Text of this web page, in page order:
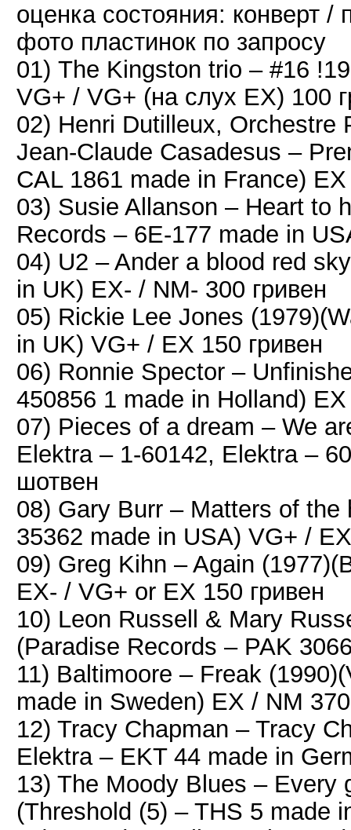
оценка состояния: конверт /
фото пластинок по запросу
01) The Kingston trio – #16
VG+ / VG+ (на слух EX) 100
02) Henri Dutilleux, Orchestre
Jean-Claude Casadesus ‎–
CAL 1861 made in France)
03) Susie Allanson – Heart to
Records ‎– 6E-177 made in
04) U2 – Ander a blood red
in UK) EX- / NM- 300 гривен
05) Rickie Lee Jones
in UK) VG+ / EX 150 гривен
06) Ronnie Spector ‎–
450856 1 made in Holland)
07) Pieces of a dream – We
Elektra ‎– 1-60142, Elektra ‎–
шотвен
08) Gary Burr – Matters of
35362 made in USA) VG+ /
09) Greg Kihn ‎– Again
EX- / VG+ or EX 150 гривен
10) Leon Russell & Mary
(Paradise Records – PAK
11) Baltimoore – Freak
made in Sweden) EX / NM
12) Tracy Chapman ‎– Tracy
Elektra ‎– EKT 44 made in
13) The Moody Blues – Every
(Threshold (5) ‎– THS 5 made